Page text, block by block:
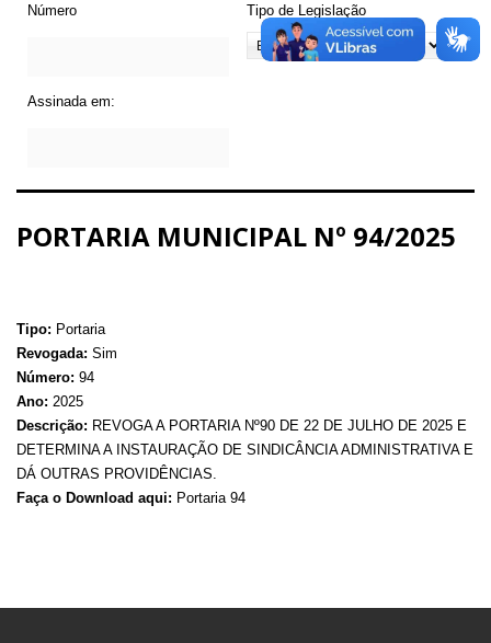
Número Tipo de Legislação
Assinada em:
PORTARIA MUNICIPAL Nº 94/2025
Tipo: Portaria
Revogada: Sim
Número: 94
Ano: 2025
Descrição: REVOGA A PORTARIA Nº90 DE 22 DE JULHO DE 2025 E
DETERMINA A INSTAURAÇÃO DE SINDICÂNCIA ADMINISTRATIVA E
DÁ OUTRAS PROVIDÊNCIAS.
Faça o Download aqui: Portaria 94